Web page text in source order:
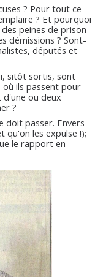
? Pour tout ce
? Et pourquoi
peines de prison
démissions ? Sont-
députés et
sitôt sortis, sont
où ils passent pour
ou deux
?
passer. Envers
qu'on les expulse !);
le rapport en